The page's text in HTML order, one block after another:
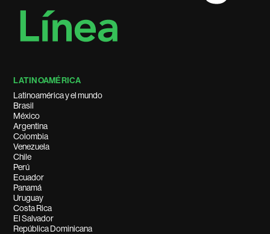
LATINOAMÉRICA
Latinoamérica y el mundo
Brasil
México
Argentina
Colombia
Venezuela
Chile
Perú
Ecuador
Panamá
Uruguay
Costa Rica
El Salvador
República Dominicana